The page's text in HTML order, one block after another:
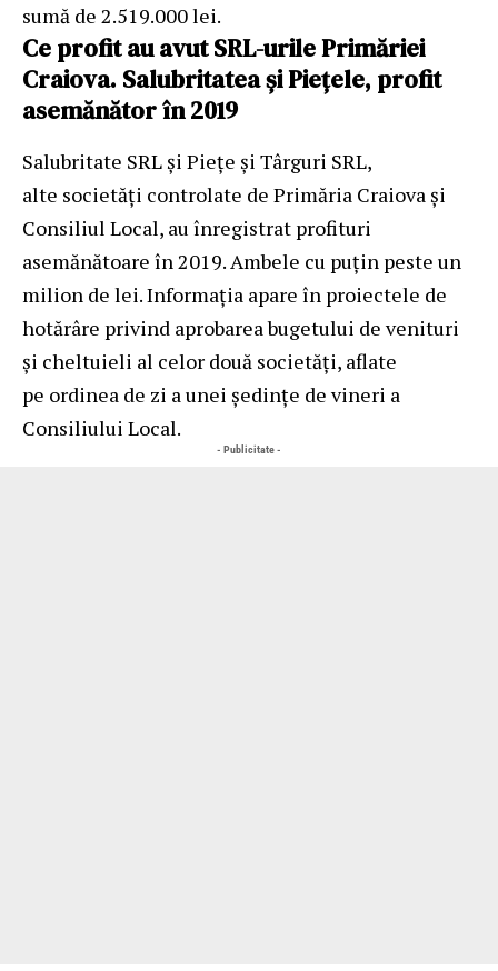
sumă de 2.519.000 lei.
Ce profit au avut SRL-urile Primăriei
Craiova. Salubritatea şi Pieţele, profit
asemănător în 2019
Salubritate SRL şi Pieţe şi Târguri SRL,
alte societăţi controlate de Primăria Craiova şi
Consiliul Local, au înregistrat profituri
asemănătoare în 2019. Ambele cu puţin peste un
milion de lei. Informaţia apare în proiectele de
hotărâre privind aprobarea bugetului de venituri
şi cheltuieli al celor două societăţi, aflate
pe ordinea de zi a unei ședințe de vineri a
Consiliului Local.
- Publicitate -